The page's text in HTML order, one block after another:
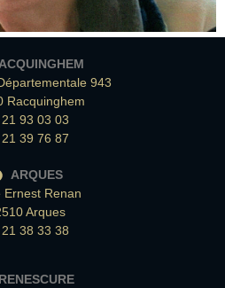
943
Racquinghem
93 03 03
39 76 87
ARQUES
Ernest Renan
Arques
38 33 38
RENESCURE